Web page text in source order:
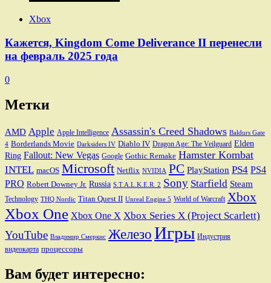
Xbox
Кажется, Kingdom Come Deliverance II перенесли
на февраль 2025 года
0
Метки
AMD Apple Apple Intelligence Assassin's Creed Shadows Baldurs Gate
4 Borderlands Movie Darksiders IV Diablo IV Dragon Age: The Veilguard Elden
Ring Fallout: New Vegas Google Gothic Remake Hamster Kombat
INTEL macOS Microsoft Netflix NVIDIA PC PlayStation PS4 PS4
PRO Robert Downey Jr. Russia S.T.A.L.K.E.R. 2 Sony Starfield Steam
Technology THQ Nordic Titan Quest II Unreal Engine 5 World of Warcraft Xbox
Xbox One Xbox One X Xbox Series X (Project Scarlett)
YouTube Владимир Смеркис ЖелезоИгры Индустрия
видеокарта процессоры
Вам будет интересно: